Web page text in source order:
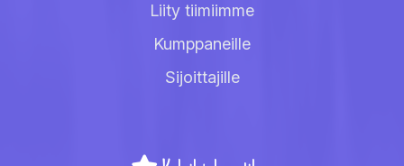
Liity tiimiimme
Kumppaneille
Sijoittajille